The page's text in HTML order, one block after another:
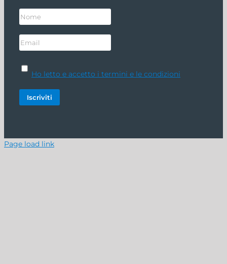
Ho letto e accetto i termini e le condizioni
Page load link